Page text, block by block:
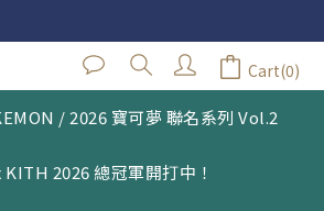
Cart(0)
/ 2026 寶可夢 聯名系列 Vol.2
2026 總冠軍開打中！